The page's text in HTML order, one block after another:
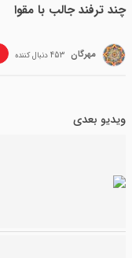
چند ترفند جالب با مقوا
مهرگان 453 دنبال کننده
ویدیو بعدی